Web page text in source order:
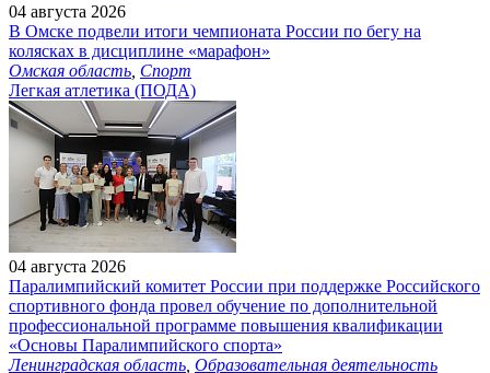
04 августа 2026
В Омске подвели итоги чемпионата России по бегу на
колясках в дисциплине «марафон»
Омская область Спорт
Легкая атлетика (ПОДА)
04 августа 2026
Паралимпийский комитет России при поддержке Российского
спортивного фонда провел обучение по дополнительной
профессиональной программе повышения квалификации
«Основы Паралимпийского спорта»
Ленинградская область Образовательная деятельность